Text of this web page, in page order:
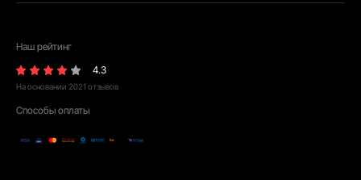
Наш рейтинг
4.3
На основании 2021 отзывов
Способы оплаты